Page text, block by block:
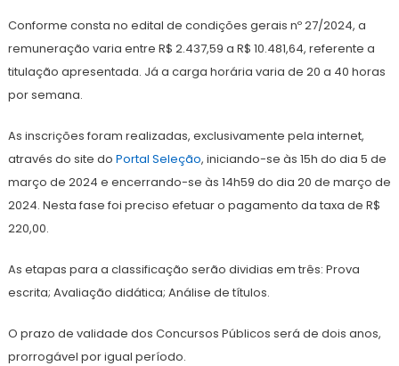
Conforme consta no edital de condições gerais nº 27/2024, a
remuneração varia entre R$ 2.437,59 a R$ 10.481,64, referente a
titulação apresentada. Já a carga horária varia de 20 a 40 horas
por semana.
As inscrições foram realizadas, exclusivamente pela internet,
através do site do Portal Seleção, iniciando-se às 15h do dia 5 de
março de 2024 e encerrando-se às 14h59 do dia 20 de março de
2024. Nesta fase foi preciso efetuar o pagamento da taxa de R$
220,00.
As etapas para a classificação serão dividias em três: Prova
escrita; Avaliação didática; Análise de títulos.
O prazo de validade dos Concursos Públicos será de dois anos,
prorrogável por igual período.